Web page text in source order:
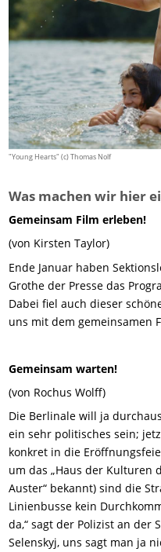
"Young Hearts" (c) Thomas Nolf
Was machen wir hier
Gemeinsam Film erleben!
(von Kirsten Taylor)
Ende Januar haben
Grothe der Presse das
Dabei fiel auch dieser
uns mit dem gemeinsamen
Gemeinsam warten!
(von Rochus Wolff)
Die Berlinale will ja
ein sehr politisches sein;
konkret in die
um das „Haus der Kulturen
Auster“ bekannt) sind die
Linienbusse kein
da,“ sagt der Polizist an der
Selenskyj, uns sagt man ja